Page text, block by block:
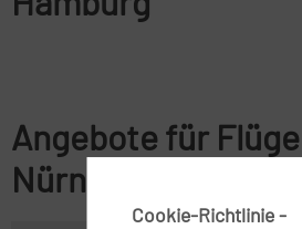
Angebote für
Nürnberg nach
Cookie-Richtlinie -